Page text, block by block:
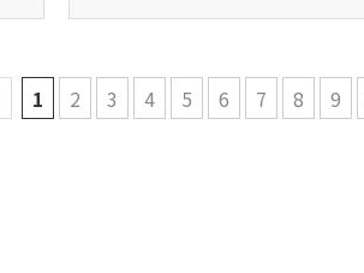
1 2 3 4 5 6 7 8 9